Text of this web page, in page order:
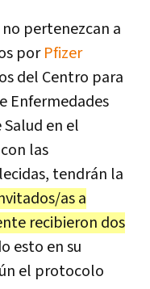
pertenezcan a
porPfizer
del Centro para
Enfermedades
Salud en el
las
tendrán la
as a
recibieron dos
esto en su
el protocolo